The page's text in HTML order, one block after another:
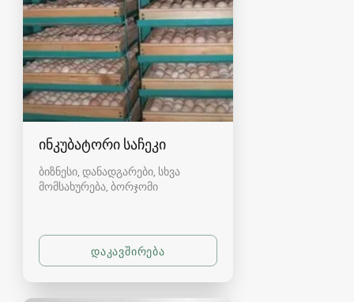
ინკუბატორი საჩეკი
ბიზნესი, დანადგარები, სხვა
მომსახურება ბორჯომი